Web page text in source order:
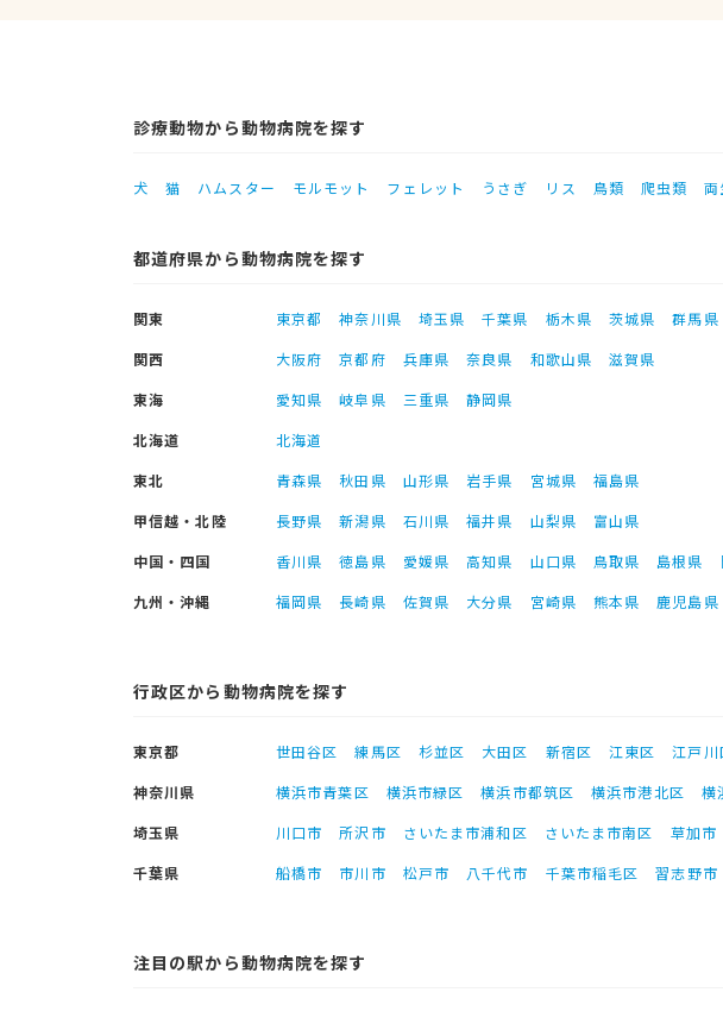
診療動物から動物病院を探す
犬 猫 ハムスター モルモット フェレット うさぎ リス 鳥類 爬虫類 両
都道府県から動物病院を探す
関東 東京都 神奈川県 埼玉県 千葉県 栃木県 茨城県
群馬県
関西
大阪府 京都府 兵庫県 奈良県 和歌山県
滋賀県
東海
愛知県 岐阜県 三重県
静岡県
北海道
北海道
東北
青森県 秋田県 山形県 岩手県 宮城県
福島県
甲信越・北陸
長野県 新潟県 石川県 福井県 山梨県
富山県
中国・四国
香川県 徳島県 愛媛県 高知県 山口県 鳥取県 島根県
九州・沖縄
福岡県 長崎県 佐賀県 大分県 宮崎県 熊本県 鹿児島県
行政区から動物病院を探す
東京都 世田谷区 練馬区 杉並区 大田区 新宿区 江東区 江戸川
神奈川県
横浜市青葉区 横浜市緑区 横浜市都筑区 横浜市港北区 横
埼玉県
川口市 所沢市 さいたま市浦和区 さいたま市南区 草加市
千葉県
船橋市 市川市 松戸市 八千代市 千葉市稲毛区 習志野市
注目の駅から動物病院を探す